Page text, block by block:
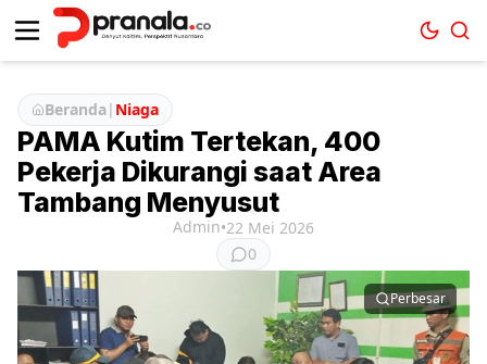
Beranda| Niaga
PAMA Kutim Tertekan, 400
Pekerja Dikurangi saat Area
Tambang Menyusut
Admin•22 Mei 2026
0
Perbesar